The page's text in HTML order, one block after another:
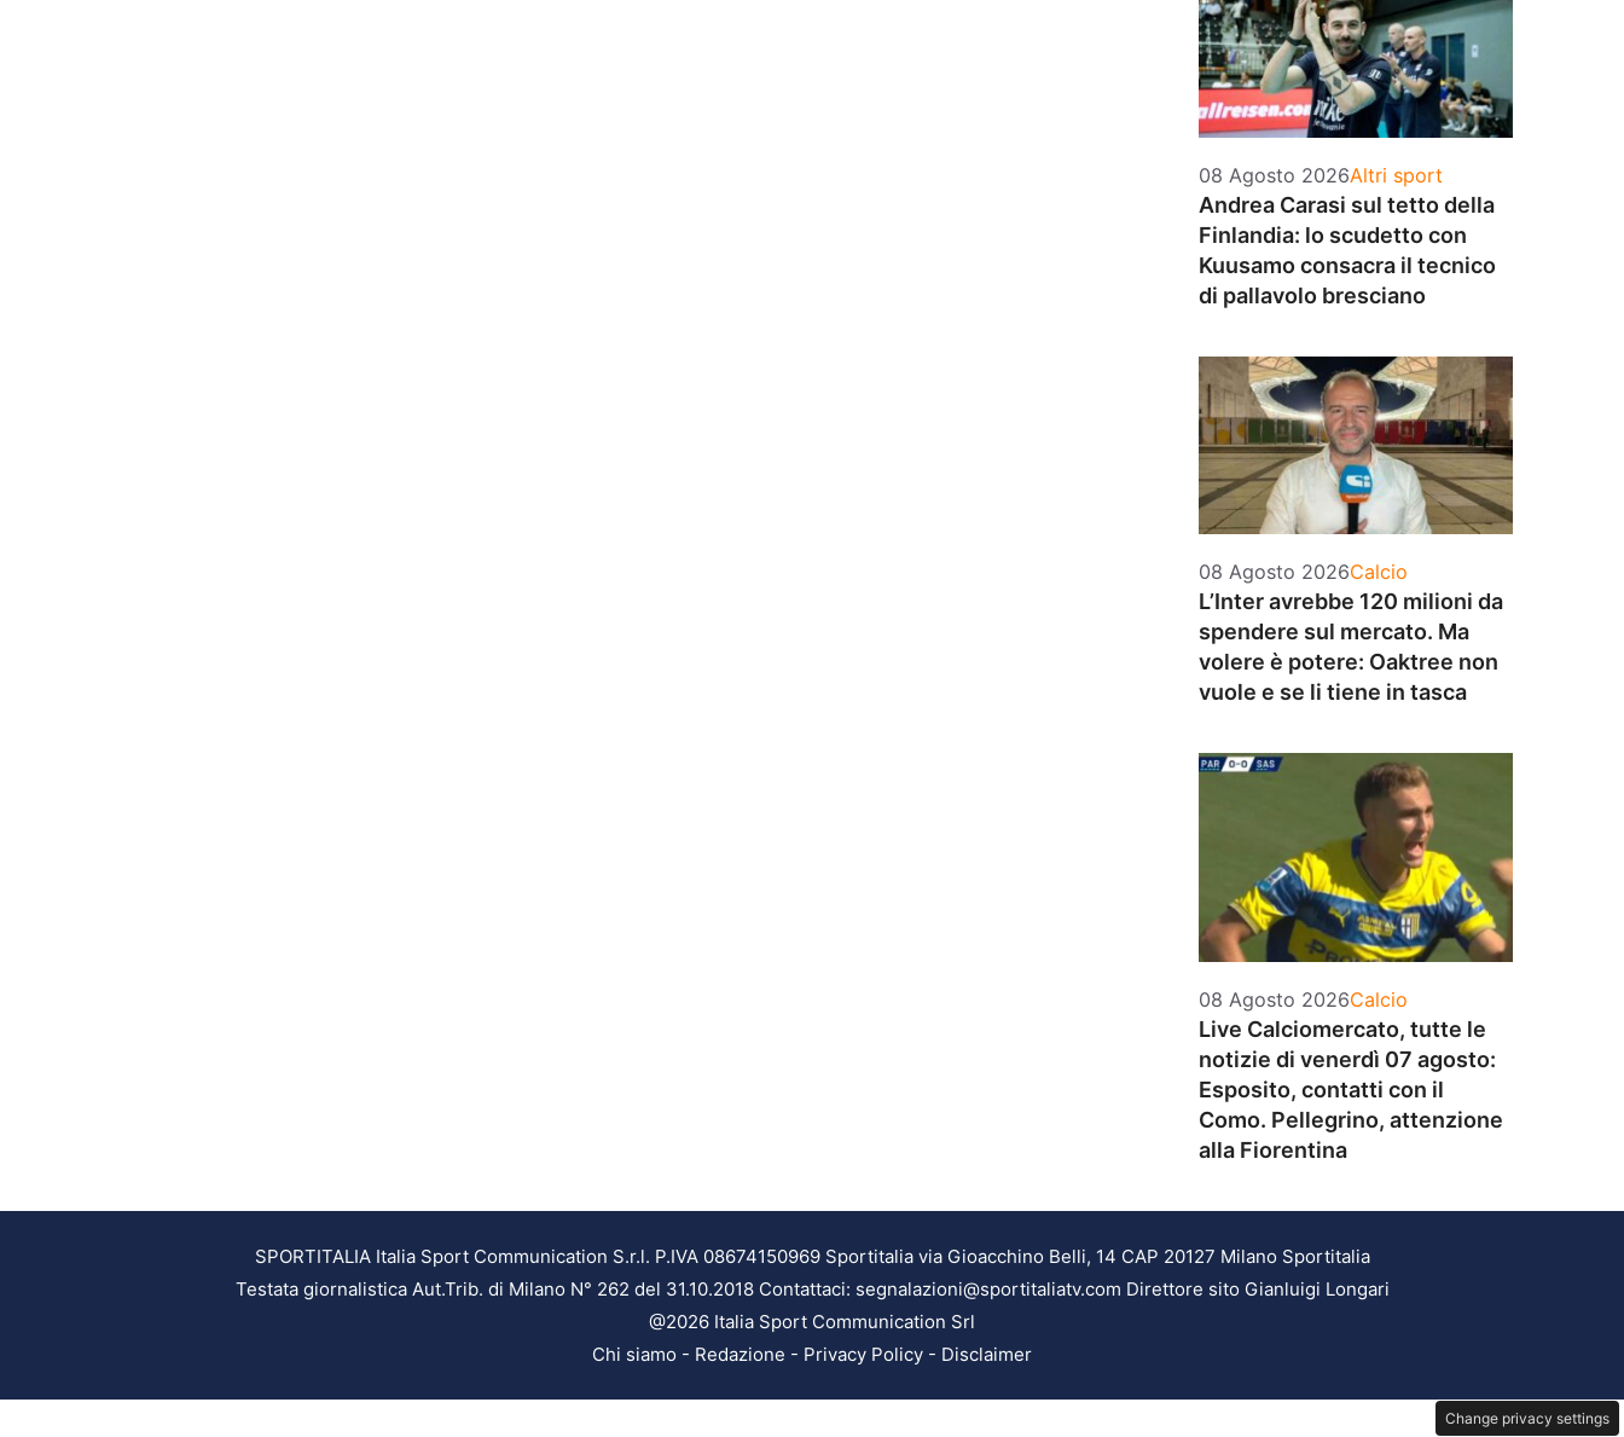
08 Agosto 2026Categorie
Altri sport
Andrea Carasi sul tetto della
Finlandia: lo scudetto con
Kuusamo consacra il tecnico
di pallavolo bresciano
08 Agosto 2026Categorie
Calcio
L’Inter avrebbe 120 milioni da
spendere sul mercato. Ma
volere è potere: Oaktree non
vuole e se li tiene in tasca
08 Agosto 2026Categorie
Calcio
Live Calciomercato, tutte le
notizie di venerdì 07 agosto:
Esposito, contatti con il
Como. Pellegrino, attenzione
alla Fiorentina
SPORTITALIA Italia Sport Communication S.r.l. P.IVA 08674150969 Sportitalia via Gioacchino Belli, 14 CAP 20127 Milano Sportitalia
Testata giornalistica Aut.Trib. di Milano N° 262 del 31.10.2018 Contattaci: segnalazioni@sportitaliatv.com Direttore sito Gianluigi Longari
@2026 Italia Sport Communication Srl
Chi siamo - Redazione - Privacy Policy - Disclaimer
Change privacy settings